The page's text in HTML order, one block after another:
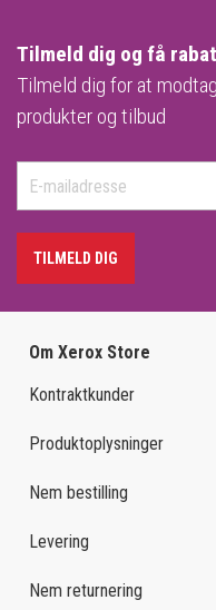
Tilmeld dig og få rabat
Tilmeld dig for at
produkter og tilbud
TILMELD DIG
Om Xerox Store
Kontraktkunder
Produktoplysninger
Nem bestilling
Levering
Nem returnering